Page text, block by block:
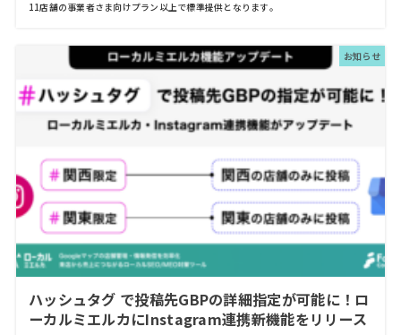
11店舗の事業者さま向けプラン以上で標準提供となります｡
お知らせ
ハッシュタグ で投稿先GBPの詳細指定が可能に！ロ
ーカルミエルカにInstagram連携新機能をリリース